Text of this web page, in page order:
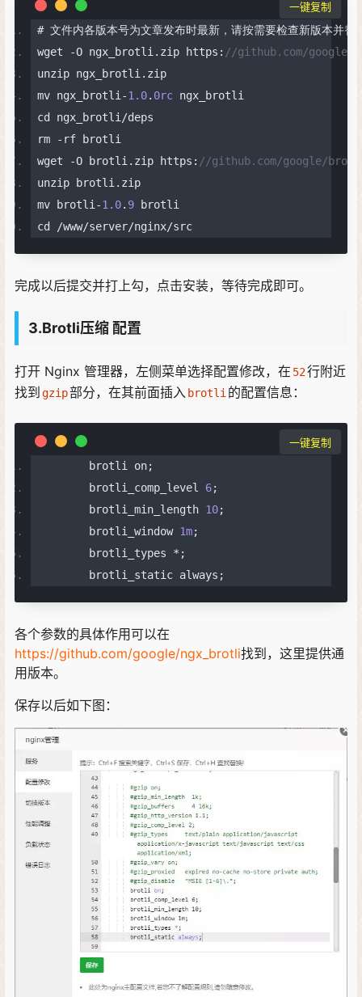
# 文件内各版本号为文章发布时最新，请按需要检查新版本并替
wget
-O ngx_brotli . zip https : //github.com/
unzip ngx_brotli . zip
mv ngx_brotli -1.0. 0rc ngx_brotli
cd ngx_brotli /deps
rm
- rf brotli
wget
-O brotli . zip https : //github.com/google/
unzip brotli . zip
mv brotli -1.0. 9 brotli
cd
/www/server/nginx/src
一键复制
完成以后提交并打上勾，点击安装，等待完成即可。
3.Brotli压缩 配置
打开 Nginx 管理器，左侧菜单选择配置修改，在 52行附近
找到 gzip部分，在其前面插入 brotli的配置信息：
        brotli on
;
        brotli_comp_level
6;
        brotli_min_length
10;
        brotli_window
1m;
        brotli_types
*;
        brotli_static always
;
一键复制
各个参数的具体作用可以在
https://github.com/google/ngx_brotli找到，这里提供通
用版本。
保存以后如下图：